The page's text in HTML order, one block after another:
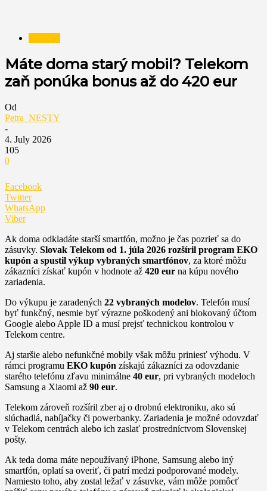
Máte doma starý mobil? Telekom
zaň ponúka bonus až do 420 eur
Od
Petra_NESTY
-
4. July 2026
105
0
Facebook
Twitter
WhatsApp
Viber
Ak doma odkladáte starší smartfón, možno je čas pozrieť sa do
zásuvky. Slovak Telekom od 1. júla 2026 rozšíril program EKO
kupón a spustil výkup vybraných smartfónov, za ktoré môžu
zákazníci získať kupón v hodnote až 420 eur na kúpu nového
zariadenia.
Do výkupu je zaradených 22 vybraných modelov. Telefón musí
byť funkčný, nesmie byť výrazne poškodený ani blokovaný účtom
Google alebo Apple ID a musí prejsť technickou kontrolou v
Telekom centre.
Aj staršie alebo nefunkčné mobily však môžu priniesť výhodu. V
rámci programu EKO kupón získajú zákazníci za odovzdanie
starého telefónu zľavu minimálne 40 eur, pri vybraných modeloch
Samsung a Xiaomi až 90 eur.
Telekom zároveň rozšíril zber aj o drobnú elektroniku, ako sú
slúchadlá, nabíjačky či powerbanky. Zariadenia je možné odovzdať
v Telekom centrách alebo ich zaslať prostredníctvom Slovenskej
pošty.
Ak teda doma máte nepoužívaný iPhone, Samsung alebo iný
smartfón, oplatí sa overiť, či patrí medzi podporované modely.
Namiesto toho, aby zostal ležať v zásuvke, vám môže pomôcť